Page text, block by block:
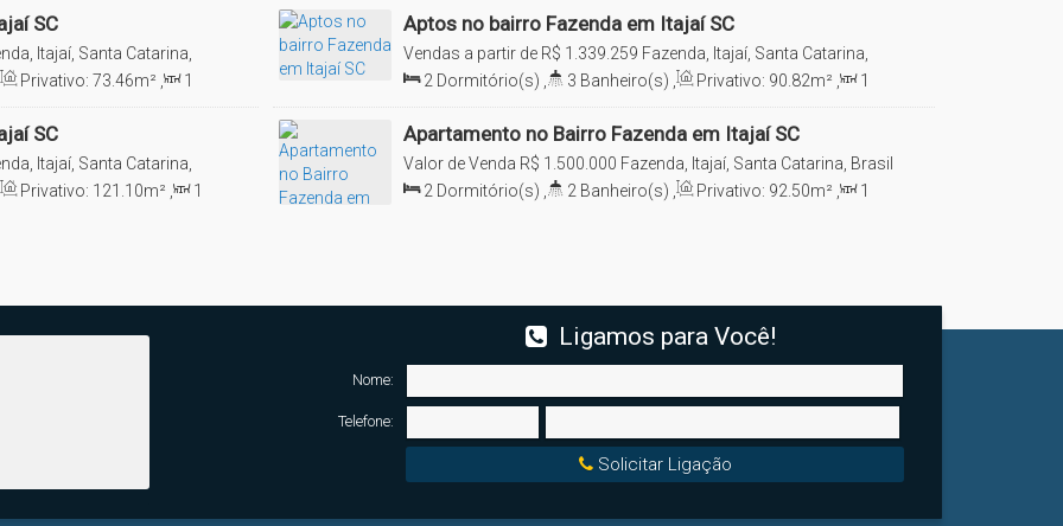
mais!
SC
Itajaí, Santa Catarina,
Privativo: 73 .46m²
1
Aptos no bairro Fazenda em Itajaí SC
R$ 1.339.259
Vendas a partir de
Fazenda, Itajaí, Santa Catarina,
Brasil
2 Dormitório(s) 3 Banheiro(s) Privativo: 90 .82m²
1
SC
Itajaí, Santa Catarina,
Privativo: 121 .10m²
1
Apartamento no Bairro Fazenda em Itajaí SC
R$ 1.500.000
Valor de Venda
Fazenda, Itajaí, Santa Catarina, Brasil
2 Dormitório(s) 2 Banheiro(s) Privativo: 92 .50m²
1
Ligamos para Você!
Nome:
Telefone:
Solicitar Ligação